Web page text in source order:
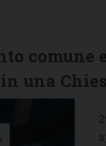
comune
una